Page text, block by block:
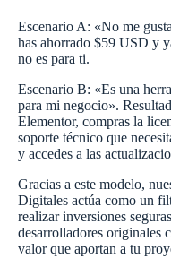
Escenario A: «No me
has ahorrado $59 USD y
no es para ti.
Escenario B: «Es una
para mi negocio».
Elementor, compras la
soporte técnico que
y accedes a las
Gracias a este modelo,
Digitales actúa como un
realizar inversiones
desarrolladores originales
valor que aportan a tu